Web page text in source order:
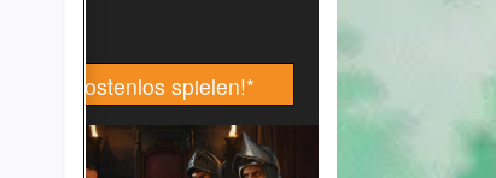
Jetzt kostenlos spielen!*